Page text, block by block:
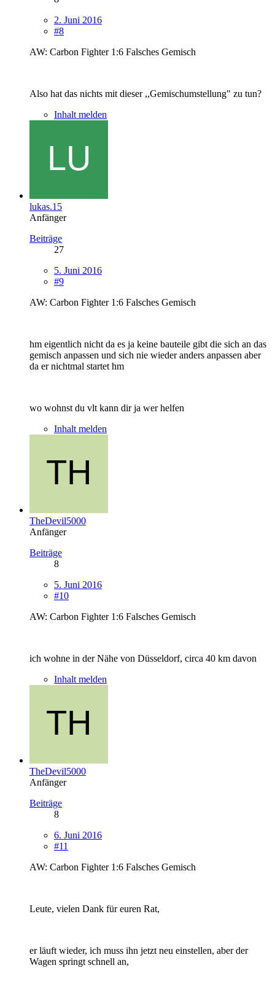
2. Juni 2016
#8
AW: Carbon Fighter 1:6 Falsches Gemisch
Also hat das nichts mit dieser ,,Gemischumstellung" zu tun?
Inhalt melden
lukas.15
Anfänger
Beiträge
27
5. Juni 2016
#9
AW: Carbon Fighter 1:6 Falsches Gemisch
hm eigentlich nicht da es ja keine bauteile gibt die sich an das
gemisch anpassen und sich nie wieder anders anpassen aber
da er nichtmal startet hm
wo wohnst du vlt kann dir ja wer helfen
Inhalt melden
TheDevil5000
Anfänger
Beiträge
8
5. Juni 2016
#10
AW: Carbon Fighter 1:6 Falsches Gemisch
ich wohne in der Nähe von Düsseldorf, circa 40 km davon
Inhalt melden
TheDevil5000
Anfänger
Beiträge
8
6. Juni 2016
#11
AW: Carbon Fighter 1:6 Falsches Gemisch
Leute, vielen Dank für euren Rat,
er läuft wieder, ich muss ihn jetzt neu einstellen, aber der
Wagen springt schnell an,